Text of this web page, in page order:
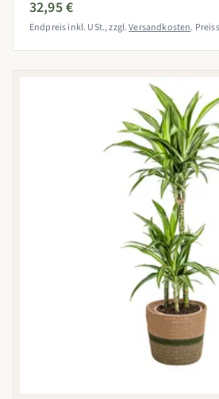
32,95 €
Endpreis inkl. USt., zzgl.Versandkosten.